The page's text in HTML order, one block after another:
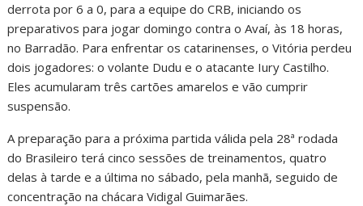
derrota por 6 a 0, para a equipe do CRB, iniciando os
preparativos para jogar domingo contra o Avaí, às 18 horas,
no Barradão. Para enfrentar os catarinenses, o Vitória perdeu
dois jogadores: o volante Dudu e o atacante Iury Castilho.
Eles acumularam três cartões amarelos e vão cumprir
suspensão.
A preparação para a próxima partida válida pela 28ª rodada
do Brasileiro terá cinco sessões de treinamentos, quatro
delas à tarde e a última no sábado, pela manhã, seguido de
concentração na chácara Vidigal Guimarães.